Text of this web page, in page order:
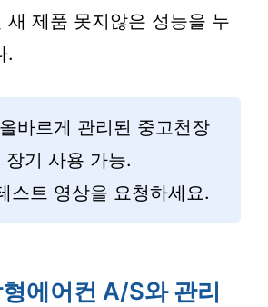
새 제품 못지않은 성능을 누
.
바르게 관리된 중고천장
장기 사용 가능.
스트 영상을 요청하세요.
에어컨 A/S와 관리